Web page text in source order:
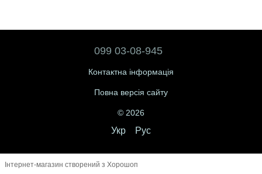
099 03-08-945
Контактна інформація
Повна версія сайту
© 2026
Укр Рус
Інтернет-магазин створений з Хорошоп